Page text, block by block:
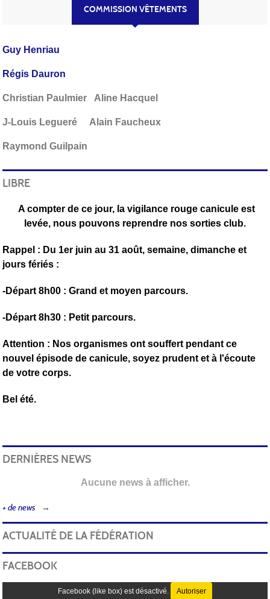
COMMISSION VÊTEMENTS
Guy Henriau
Régis Dauron
Christian Paulmier Aline Hacquel
J-Louis Legueré Alain Faucheux
Raymond Guilpain
LIBRE
A compter de ce jour, la vigilance rouge canicule est
levée, nous pouvons reprendre nos sorties club.
Rappel : Du 1er juin au 31 août, semaine, dimanche et
jours fériés :
-Départ 8h00 : Grand et moyen parcours.
-Départ 8h30 : Petit parcours.
Attention : Nos organismes ont souffert pendant ce
nouvel épisode de canicule, soyez prudent et à l'écoute
de votre corps.
Bel été.
DERNIÈRES NEWS
Aucune news à afficher.
+ de news
ACTUALITÉ DE LA FÉDÉRATION
FACEBOOK
Facebook (like box) est désactivé. Autoriser